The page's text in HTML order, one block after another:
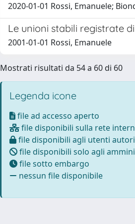
2020-01-01 Rossi, Emanuele;
Le unioni stabili registrate
2001-01-01 Rossi, Emanuele
Mostrati risultati da 54 a 60 di 60
Legenda icone
file ad accesso aperto
file disponibili sulla rete
file disponibili agli utenti
file disponibili solo agli
file sotto embargo
nessun file disponibile